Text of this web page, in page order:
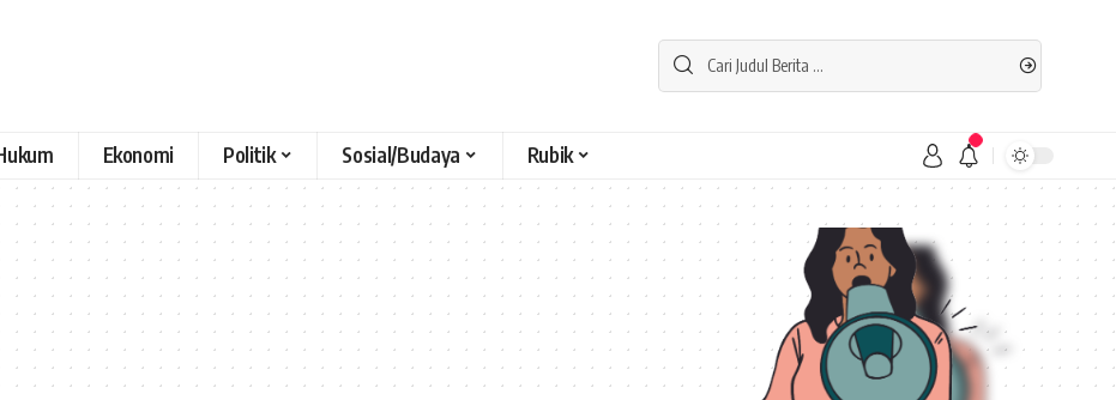
Ekonomi Politik Sosial/Budaya Rubik